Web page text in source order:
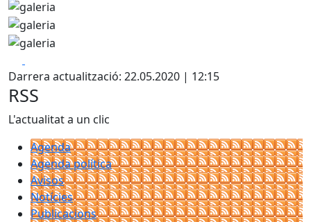
Darrera actualització: 22.05.2020 | 12:15
RSS
L'actualitat a un clic
Agenda
Agenda política
Avisos
Notícies
Publicacions